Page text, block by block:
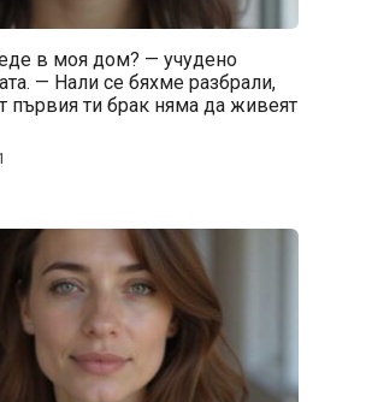
в моя дом? — учудено
— Нали се бяхме разбрали,
първия ти брак няма да живеят